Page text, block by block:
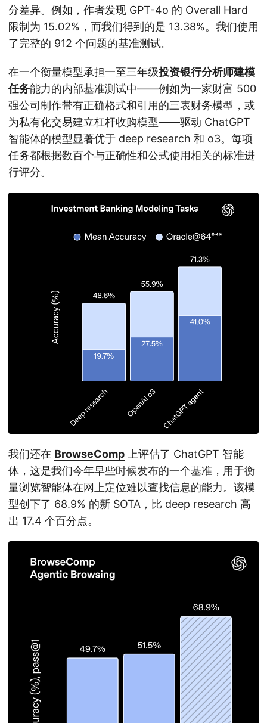
分差异。例如，作者发现 GPT-4o 的 Overall Hard
限制为 15.02%，而我们得到的是 13.38%。我们使用
了完整的 912 个问题的基准测试。
在一个衡量模型承担一至三年级投资银行分析师建模
任务能力的内部基准测试中——例如为一家财富 500
强公司制作带有正确格式和引用的三表财务模型，或
为私有化交易建立杠杆收购模型——驱动 ChatGPT
智能体的模型显著优于 deep research 和 o3。每项
任务都根据数百个与正确性和公式使用相关的标准进
行评分。
我们还在 BrowseComp 上评估了 ChatGPT 智能
体，这是我们今年早些时候发布的一个基准，用于衡
量浏览智能体在网上定位难以查找信息的能力。该模
型创下了 68.9% 的新 SOTA，比 deep research 高
出 17.4 个百分点。